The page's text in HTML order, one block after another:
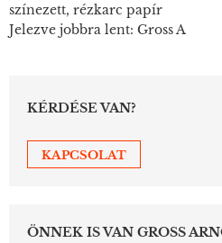
színezett, rézkarc papír
Jelezve jobbra lent: Gross A
KÉRDÉSE VAN?
KAPCSOLAT
ÖNNEK IS VAN GROSS